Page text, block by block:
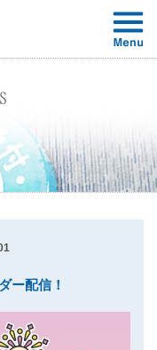
ー配信！